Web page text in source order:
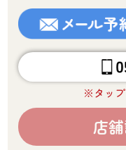
※タッ
店